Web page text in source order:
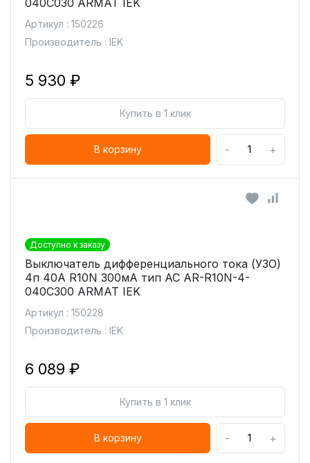
040C030 ARMAT IEK
Артикул : 150226
Производитель : IEK
5 930 ₽
Купить в 1 клик
В корзину - +
Доступно к заказу
Выключатель дифференциального тока (УЗО)
4п 40А R10N 300мА тип AC AR-R10N-4-
040C300 ARMAT IEK
Артикул : 150228
Производитель : IEK
6 089 ₽
Купить в 1 клик
В корзину - +